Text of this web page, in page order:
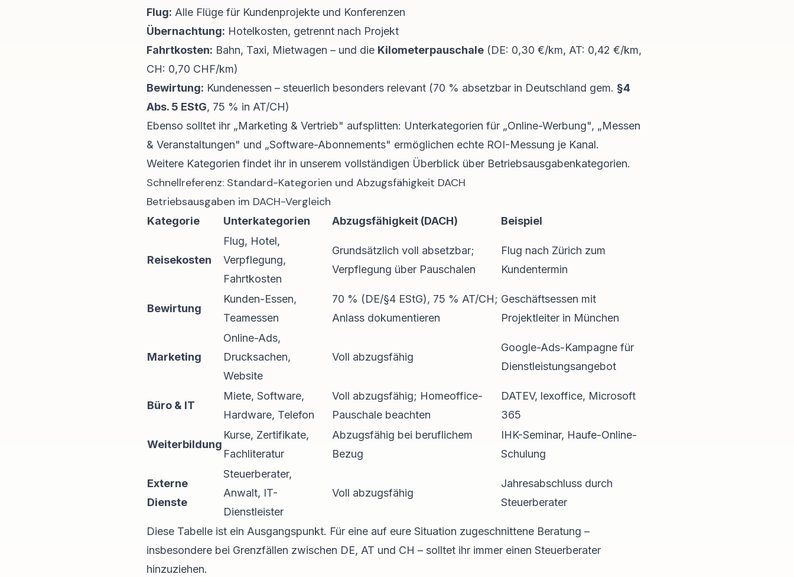
Flug: Alle Flüge für Kundenprojekte und Konferenzen
Übernachtung: Hotelkosten, getrennt nach Projekt
Fahrtkosten: Bahn, Taxi, Mietwagen – und die Kilometerpauschale (DE: 0,30 €/km, AT: 0,42 €/km,
CH: 0,70 CHF/km)
Bewirtung: Kundenessen – steuerlich besonders relevant (70 % absetzbar in Deutschland gem. §4
Abs. 5 EStG, 75 % in AT/CH)
Ebenso solltet ihr „Marketing & Vertrieb" aufsplitten: Unterkategorien für „Online-Werbung", „Messen
& Veranstaltungen" und „Software-Abonnements" ermöglichen echte ROI-Messung je Kanal.
Weitere Kategorien findet ihr in unserem vollständigen Überblick über Betriebsausgabenkategorien.
Schnellreferenz: Standard-Kategorien und Abzugsfähigkeit DACH
Betriebsausgaben im DACH-Vergleich
Kategorie Unterkategorien Abzugsfähigkeit (DACH) Beispiel
Reisekosten
Flug, Hotel,
Verpflegung,
Fahrtkosten
Grundsätzlich voll absetzbar;
Verpflegung über Pauschalen
Flug nach Zürich zum
Kundentermin
Bewirtung
Kunden-Essen,
Teamessen
70 % (DE/§4 EStG), 75 % AT/CH;
Anlass dokumentieren
Geschäftsessen mit
Projektleiter in München
Marketing
Online-Ads,
Drucksachen,
Website
Voll abzugsfähig
Google-Ads-Kampagne für
Dienstleistungsangebot
Büro & IT
Miete, Software,
Hardware, Telefon
Voll abzugsfähig; Homeoffice-
Pauschale beachten
DATEV, lexoffice, Microsoft
365
Weiterbildung
Kurse, Zertifikate,
Fachliteratur
Abzugsfähig bei beruflichem
Bezug
IHK-Seminar, Haufe-Online-
Schulung
Externe
Dienste
Steuerberater,
Anwalt, IT-
Dienstleister
Voll abzugsfähig
Jahresabschluss durch
Steuerberater
Diese Tabelle ist ein Ausgangspunkt. Für eine auf eure Situation zugeschnittene Beratung –
insbesondere bei Grenzfällen zwischen DE, AT und CH – solltet ihr immer einen Steuerberater
hinzuziehen.